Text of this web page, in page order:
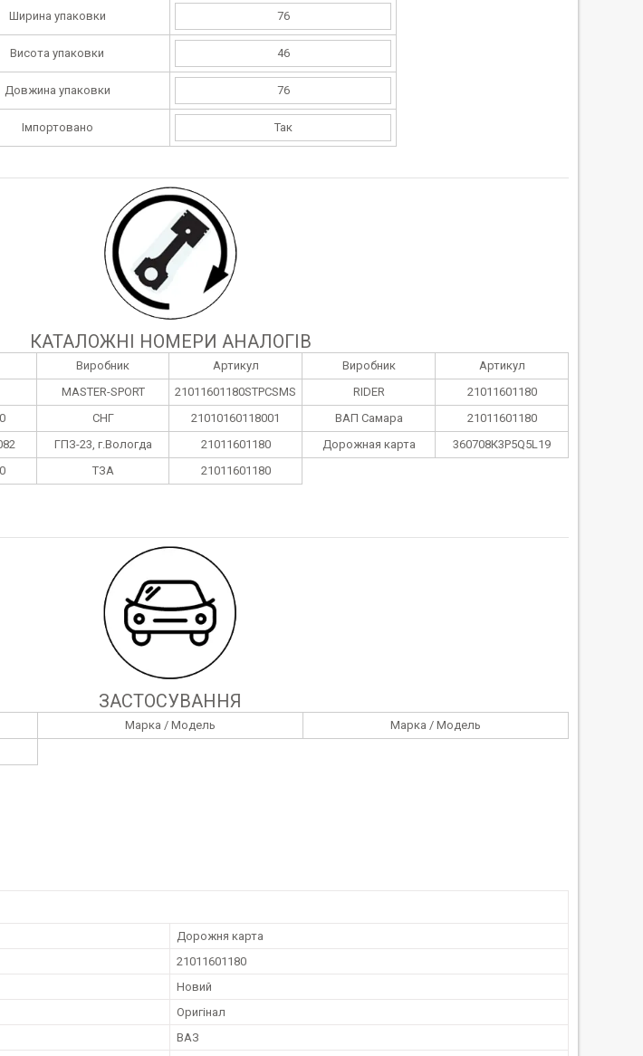
Ширина упаковки 76
Висота упаковки 46
Довжина упаковки 76
Імпортовано Так
КАТАЛОЖНІ НОМЕРИ АНАЛОГІВ
Виробник Артикул Виробник
Артикул
MASTER-SPORT 21011601180STPCSMS RIDER
21011601180
СНГ 21010160118001 ВАП Самара
21011601180
ГПЗ-23, г.Вологда 21011601180 Дорожная карта
360708К3P5Q5L19
ТЗА 21011601180
ЗАСТОСУВАННЯ
Марка / Модель
Марка / Модель
Дорожня карта
21011601180
Новий
Оригінал
ВАЗ